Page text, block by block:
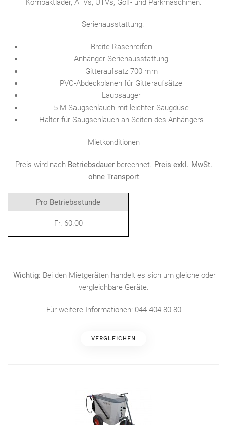
Kompaktlader, ATVs, UTVs, Golf- und Parkmaschinen.
Serienausstattung:
Breite Rasenreifen
Anhänger Serienausstattung
Gitteraufsatz 700 mm
PVC-Abdeckplanen für Gitteraufsätze
Laubsauger
5 M Saugschlauch mit leichter Saugdüse
Halter für Saugschlauch an Seiten des Anhängers
Mietkonditionen
Preis wird nach Betriebsdauer berechnet. Preis exkl. MwSt.
ohne Transport
Pro Betriebsstunde
Fr. 60.00
Wichtig: Bei den Mietgeräten handelt es sich um gleiche oder
vergleichbare Geräte.
Für weitere Informationen: 044 404 80 80
VERGLEICHEN